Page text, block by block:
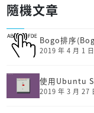
隨機文章
Bogo排序
2019 年 4 月 1 日
使用Ubuntu
2019 年 3 月 27